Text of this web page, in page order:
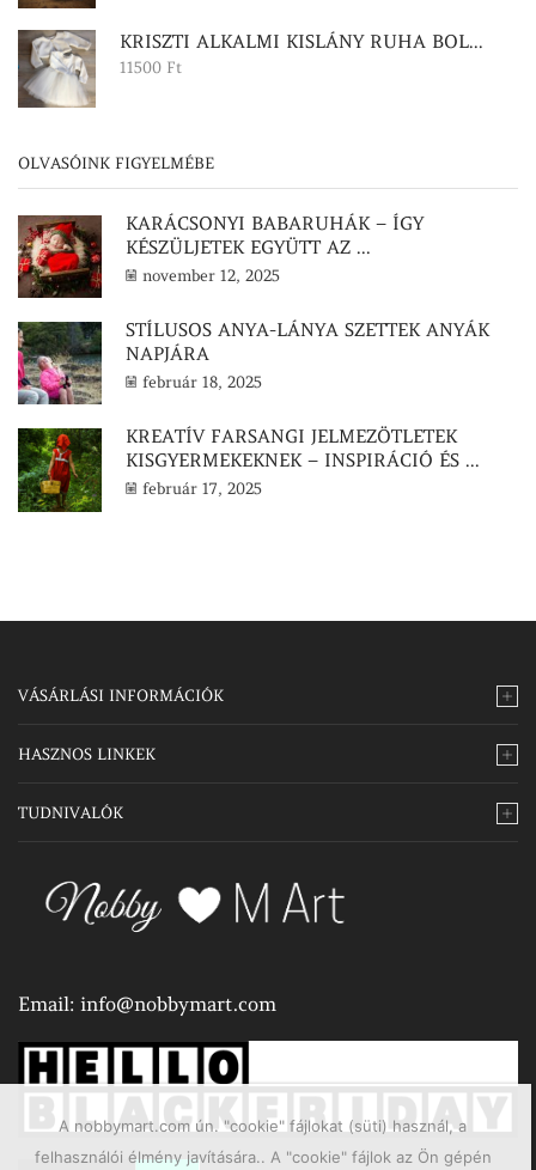
KRISZTI ALKALMI KISLÁNY RUHA BOLEROVAL
11500 Ft
OLVASÓINK FIGYELMÉBE
KARÁCSONYI BABARUHÁK – ÍGY
KÉSZÜLJETEK EGYÜTT AZ ...
november 12, 2025
STÍLUSOS ANYA-LÁNYA SZETTEK ANYÁK
NAPJÁRA
február 18, 2025
KREATÍV FARSANGI JELMEZÖTLETEK
KISGYERMEKEKNEK – INSPIRÁCIÓ ÉS ...
február 17, 2025
VÁSÁRLÁSI INFORMÁCIÓK
HASZNOS LINKEK
TUDNIVALÓK
Email: info@nobbymart.com
A nobbymart.com ún. "cookie" fájlokat (süti) használ, a
felhasználói élmény javítására.. A "cookie" fájlok az Ön gépén